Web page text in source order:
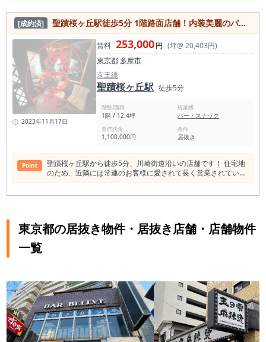
[成約済] 聖蹟桜ヶ丘駅徒歩5分 1階路面店舗！内装美麗のバー居抜き店舗物件
2023年11月17日
賃料 253,000円 (坪@ 20,403円)
東京都 多摩市
京王線
聖蹟桜ヶ丘駅 徒歩5分
階数/面積
1階 / 12.4坪
現業態
バー・スナック
造作代金
1,100,000円
条件
居抜き
Point
聖蹟桜ヶ丘駅から徒歩5分、川崎街道沿いの店舗です！ 住宅地
のため、近隣には常連のお客様に愛されて長く営業されている
店舗が多数ございます。
東京都の居抜き物件・居抜き店舗・店舗物件
一覧